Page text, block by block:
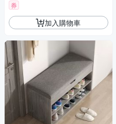
券
加入購物車